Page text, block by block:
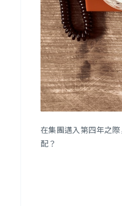
在集團邁入第四年之
配？